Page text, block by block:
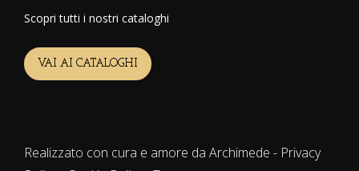
Scopri tutti i nostri cataloghi
VAI AI CATALOGHI
Realizzato con cura e amore da Archimede - Privacy